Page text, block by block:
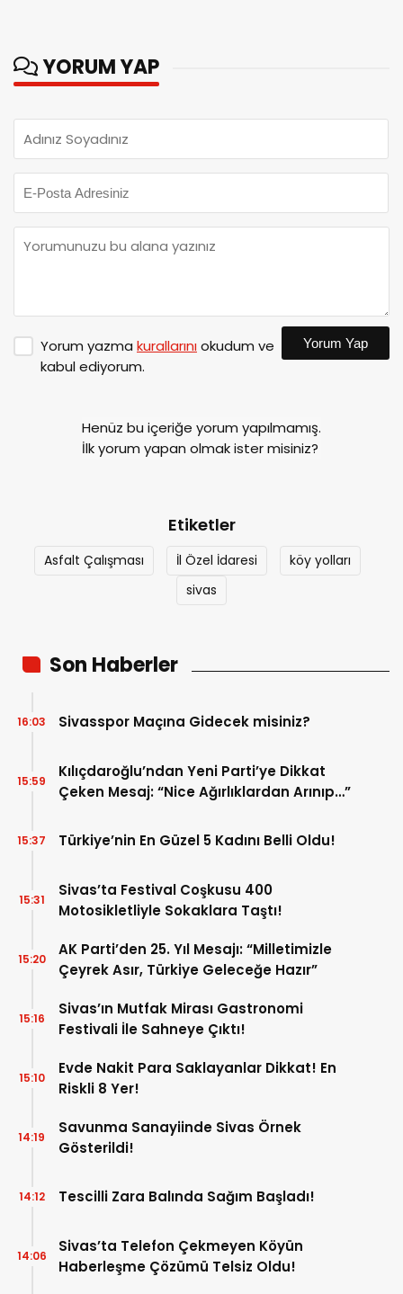
YORUM YAP
Yorum yazma kurallarınıokudum ve
kabul ediyorum.
Yorum Yap
Henüz bu içeriğe yorum yapılmamış.
İlk yorum yapan olmak ister misiniz?
Etiketler
Asfalt Çalışması İl Özel İdaresi
köy yolları
sivas
Son Haberler
Sivasspor Maçına Gidecek misiniz?
16:03
Kılıçdaroğlu’ndan Yeni Parti’ye Dikkat
Çeken Mesaj: “Nice Ağırlıklardan Arınıp…”
15:59
Türkiye’nin En Güzel 5 Kadını Belli Oldu!
15:37
Sivas’ta Festival Coşkusu 400
Motosikletliyle Sokaklara Taştı!
15:31
AK Parti’den 25. Yıl Mesajı: “Milletimizle
Çeyrek Asır, Türkiye Geleceğe Hazır”
15:20
Sivas’ın Mutfak Mirası Gastronomi
Festivali İle Sahneye Çıktı!
15:16
Evde Nakit Para Saklayanlar Dikkat! En
Riskli 8 Yer!
15:10
Savunma Sanayiinde Sivas Örnek
Gösterildi!
14:19
Tescilli Zara Balında Sağım Başladı!
14:12
Sivas’ta Telefon Çekmeyen Köyün
Haberleşme Çözümü Telsiz Oldu!
14:06